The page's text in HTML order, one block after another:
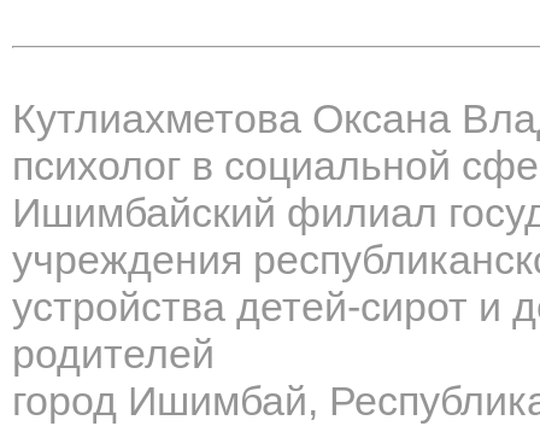
Кутлиахметова Оксана
психолог в социальной
Ишимбайский филиал
учреждения
устройства детей-сирот и
родителей
город Ишимбай,